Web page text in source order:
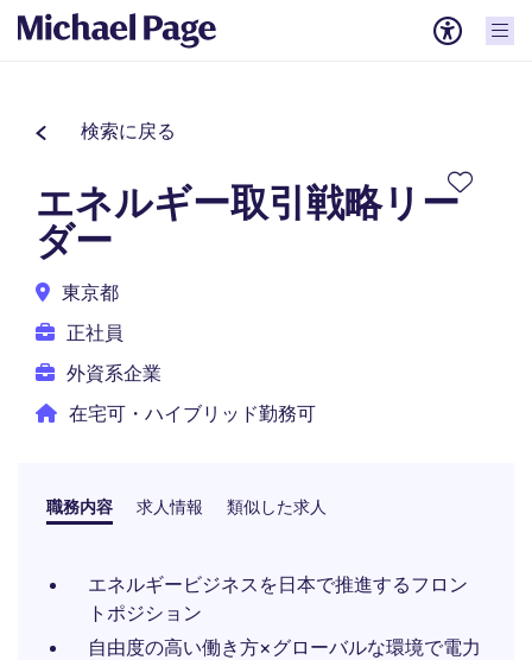
検索に戻る
エネルギー取引戦略リー
ダー
東京都
正社員
外資系企業
在宅可・ハイブリッド勤務可
職務内容 求人情報 類似した求人
エネルギービジネスを日本で推進するフロン
トポジション
自由度の高い働き方×グローバルな環境で電力